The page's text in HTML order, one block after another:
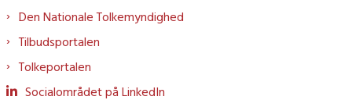
Den Nationale Tolkemyndighed
Tilbudsportalen
Tolkeportalen
Socialområdet på LinkedIn